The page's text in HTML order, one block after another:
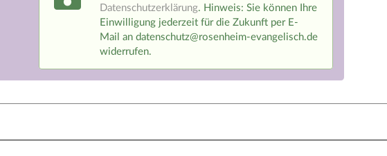
Datenschutzerklärung. Hinweis: Sie können Ihre
Einwilligung jederzeit für die Zukunft per E-
Mail an datenschutz@rosenheim-evangelisch.de
widerrufen.